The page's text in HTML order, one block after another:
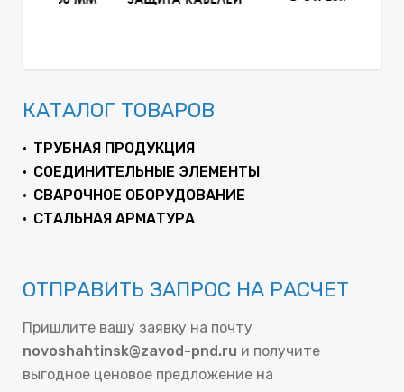
КАТАЛОГ ТОВАРОВ
ТРУБНАЯ ПРОДУКЦИЯ
СОЕДИНИТЕЛЬНЫЕ ЭЛЕМЕНТЫ
СВАРОЧНОЕ ОБОРУДОВАНИЕ
СТАЛЬНАЯ АРМАТУРА
ОТПРАВИТЬ ЗАПРОС НА РАСЧЕТ
Пришлите вашу заявку на почту
novoshahtinsk@zavod-pnd.ru и получите
выгодное ценовое предложение на